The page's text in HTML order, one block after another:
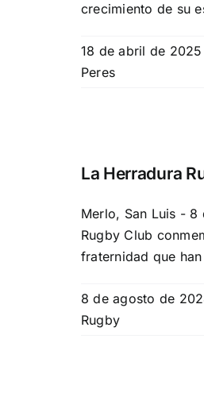
crecimiento de su
18 de abril de 2025
Peres
La Herradura
Merlo, San Luis - 8
Rugby Club
fraternidad que
8 de agosto de
Rugby